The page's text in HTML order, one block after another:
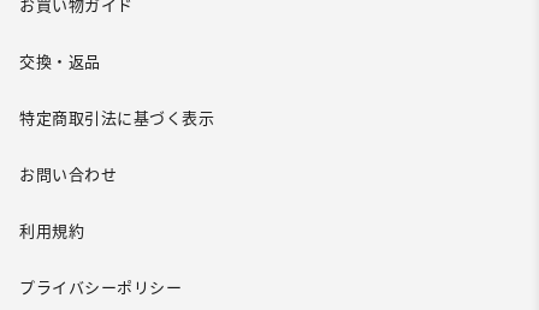
お買い物ガイド
交換・返品
特定商取引法に基づく表示
お問い合わせ
利用規約
プライバシーポリシー